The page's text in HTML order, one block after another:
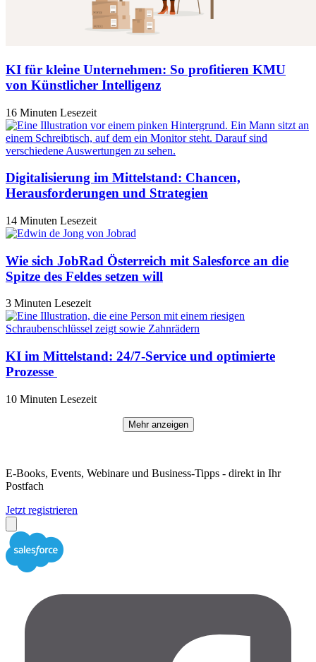
KI für kleine Unternehmen: So profitieren KMU
von Künstlicher Intelligenz
16 Minuten Lesezeit
Digitalisierung im Mittelstand: Chancen,
Herausforderungen und Strategien
14 Minuten Lesezeit
Wie sich JobRad Österreich mit Salesforce an die
Spitze des Feldes setzen will
3 Minuten Lesezeit
KI im Mittelstand: 24/7-Service und optimierte
Prozesse
10 Minuten Lesezeit
Mehr anzeigen
E-Books, Events, Webinare und Business-Tipps - direkt in Ihr
Postfach
Jetzt registrieren
Close